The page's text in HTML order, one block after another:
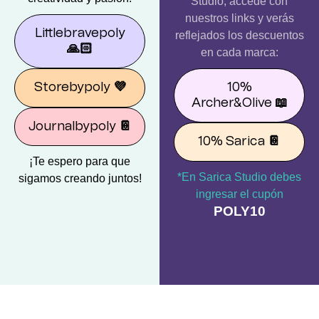
Littlebravepoly
🙏🏻
Storebypoly 💜
Journalbypoly 📔
¡Te espero para que
sigamos creando juntos!
nuestros links y verás
reflejados los descuentos
en cada marca:
10%
Archer&Olive 📖
10% Sarica 📔
*En Sarica Studio debes
ingresar el cupón
POLY10